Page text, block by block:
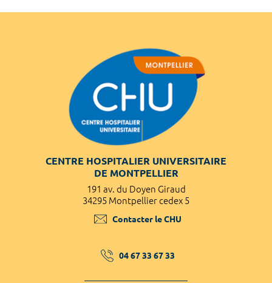
CENTRE HOSPITALIER UNIVERSITAIRE
DE MONTPELLIER
191 av. du Doyen Giraud
34295 Montpellier cedex 5
Contacter le CHU
04 67 33 67 33